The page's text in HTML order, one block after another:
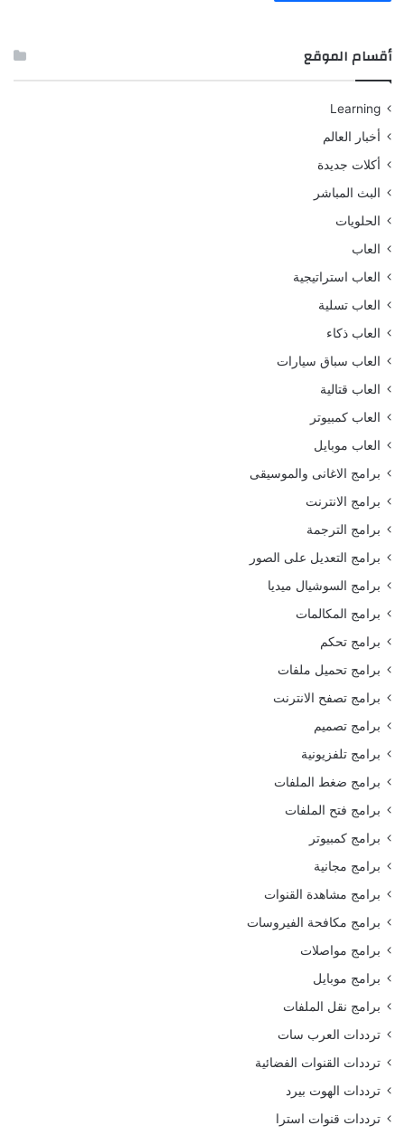
أقسام الموقع
Learning
أخبار العالم
أكلات جديدة
البث المباشر
الحلويات
العاب
العاب استراتيجية
العاب تسلية
العاب ذكاء
العاب سباق سيارات
العاب قتالية
العاب كمبيوتر
العاب موبايل
برامج الاغانى والموسيقى
برامج الانترنت
برامج الترجمة
برامج التعديل على الصور
برامج السوشيال ميديا
برامج المكالمات
برامج تحكم
برامج تحميل ملفات
برامج تصفح الانترنت
برامج تصميم
برامج تلفزيونية
برامج ضغط الملفات
برامج فتح الملفات
برامج كمبيوتر
برامج مجانية
برامج مشاهدة القنوات
برامج مكافحة الفيروسات
برامج مواصلات
برامج موبايل
برامج نقل الملفات
ترددات العرب سات
ترددات القنوات الفضائية
ترددات الهوت بيرد
ترددات قنوات استرا